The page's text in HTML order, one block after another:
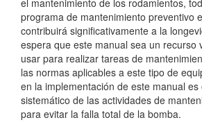
el mantenimiento de los rodamientos,
programa de mantenimiento preventivo
contribuirá significativamente a la
espera que este manual sea un recurso
usar para realizar tareas de
las normas aplicables a este tipo de
en la implementación de este manual es
sistemático de las actividades de
para evitar la falla total de la bomba.